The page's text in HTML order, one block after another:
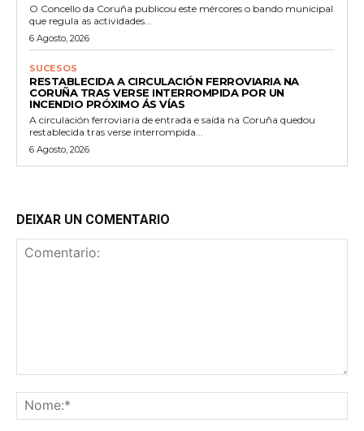
O Concello da Coruña publicou este mércores o bando municipal
que regula as actividades...
6 Agosto, 2026
SUCESOS
RESTABLECIDA A CIRCULACIÓN FERROVIARIA NA
CORUÑA TRAS VERSE INTERROMPIDA POR UN
INCENDIO PRÓXIMO ÁS VÍAS
A circulación ferroviaria de entrada e saída na Coruña quedou
restablecida tras verse interrompida...
6 Agosto, 2026
DEIXAR UN COMENTARIO